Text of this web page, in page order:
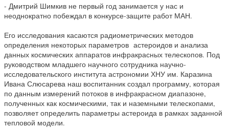
- Дмитрий Шимкив не первый год занимается у нас и
неоднократно побеждал в конкурсе-защите работ МАН.
Его исследования касаются радиометрических методов
определения некоторых параметров астероидов и анализа
данных космических аппаратов инфракрасных телескопов. Под
руководством младшего научного сотрудника научно-
исследовательского института астрономии ХНУ им. Каразина
Ивана Слюсарева наш воспитанник создал программу, которая
по данным измерений потоков в инфракрасном диапазоне,
полученных как космическими, так и наземными телескопами,
позволяет определить параметры астероида в рамках заданной
тепловой модели.